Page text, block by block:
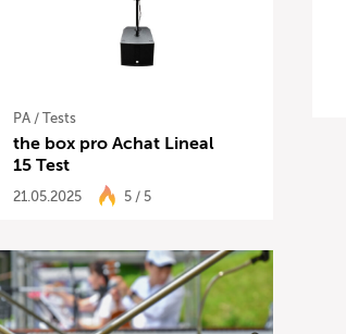
PA /Tests
the box pro Achat Lineal
15 Test
21.05.2025 5 / 5